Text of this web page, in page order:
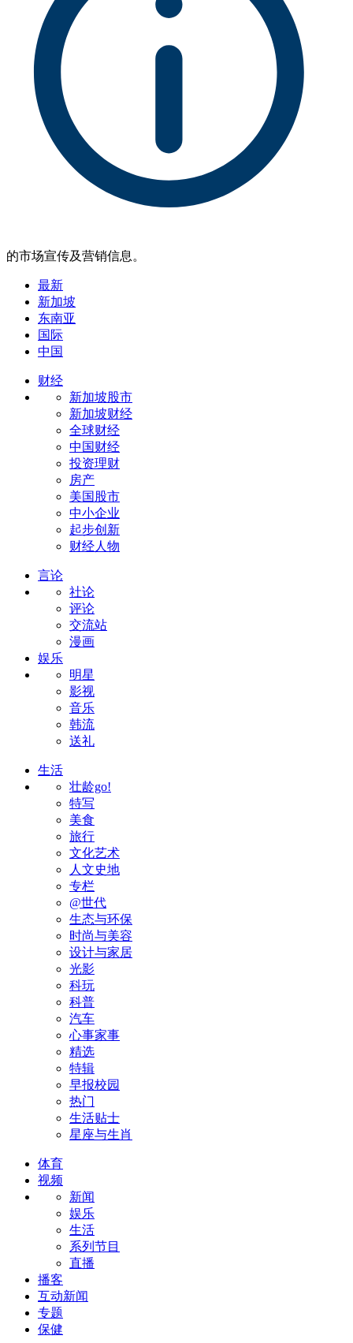
的市场宣传及营销信息。
最新
新加坡
东南亚
国际
中国
财经
新加坡股市
新加坡财经
全球财经
中国财经
投资理财
房产
美国股市
中小企业
起步创新
财经人物
言论
社论
评论
交流站
漫画
娱乐
明星
影视
音乐
韩流
送礼
生活
壮龄go!
特写
美食
旅行
文化艺术
人文史地
专栏
@世代
生态与环保
时尚与美容
设计与家居
光影
科玩
科普
汽车
心事家事
精选
特辑
早报校园
热门
生活贴士
星座与生肖
体育
视频
新闻
娱乐
生活
系列节目
直播
播客
互动新闻
专题
保健